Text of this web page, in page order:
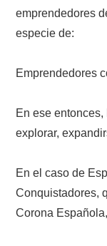
emprendedores
especie de:
Emprendedores
En ese
explorar,
En el caso de
Conquistadores,
Corona